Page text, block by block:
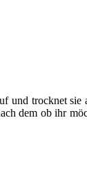
und trocknet sie
dem ob ihr